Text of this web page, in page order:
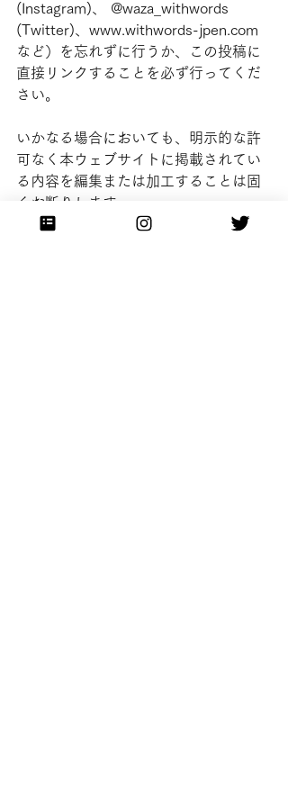
(Instagram)、 @waza_withwords
(Twitter)、www.withwords-jpen.com
など）を忘れずに行うか、この投稿に
直接リンクすることを必ず行ってくだ
さい。
いかなる場合においても、明示的な許
可なく本ウェブサイトに掲載されてい
る内容を編集または加工することは固
くお断りします。